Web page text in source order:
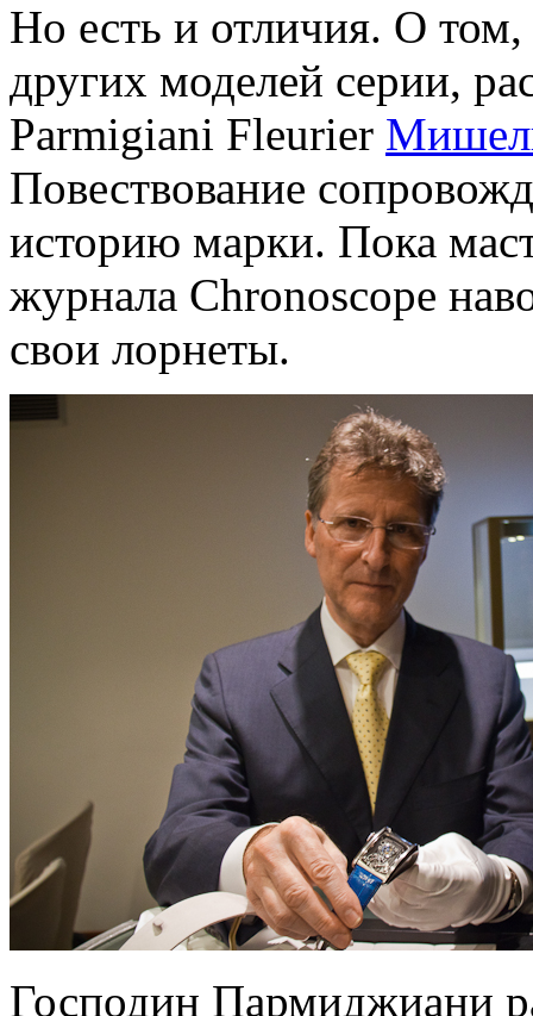
Но есть и отличия. О
других моделей серии,
Parmigiani Fleurier
Повествование
историю марки. Пока
журнала Chronoscope
свои лорнеты.
Господин Пармиджиани